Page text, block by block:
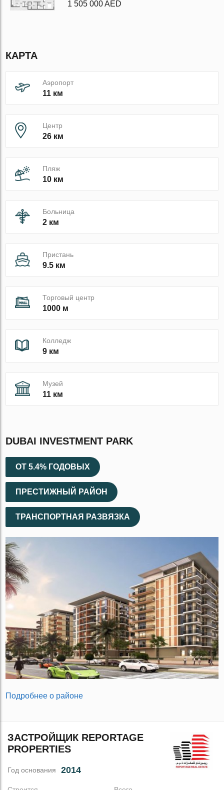
1 505 000 AED
КАРТА
Аэропорт
11 км
Центр
26 км
Пляж
10 км
Больница
2 км
Пристань
9.5 км
Торговый центр
1000 м
Колледж
9 км
Музей
11 км
DUBAI INVESTMENT PARK
ОТ 5.4% ГОДОВЫХ
ПРЕСТИЖНЫЙ РАЙОН
ТРАНСПОРТНАЯ РАЗВЯЗКА
Подробнее о районе
ЗАСТРОЙЩИК REPORTAGE
PROPERTIES
Год основания 2014